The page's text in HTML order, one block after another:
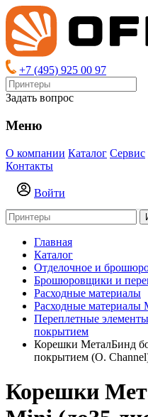
+7 (495) 925 00 97
Задать вопрос
Меню
О компании Каталог Сервис
Контакты
Войти
Главная
Каталог
Отделочное и
Брошюровщики и
Расходные материалы
Расходные материалы
Переплетные
покрытием
Корешки МеталБинд
покрытием (O.
Корешки